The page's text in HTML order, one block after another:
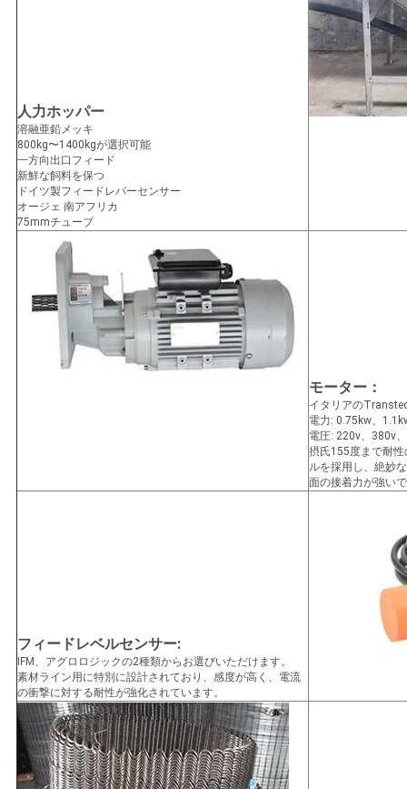
人力ホッパー
溶融亜鉛メッキ
800kg〜1400kgが選択可能
一方向出口フィード
新鮮な飼料を保つ
ドイツ製フィードレバーセンサー
オージェ 南アフリカ
75mmチューブ
モーター：
イタリアの
電力: 0.75kw、
電圧: 220v、380v
摂氏155度まで耐
ルを採用し、絶妙
面の接着力が強い
フィードレベルセンサー:
IFM、アグロロジックの2種類からお選びいただけます。
素材ライン用に特別に設計されており、感度が高く、電流
の衝撃に対する耐性が強化されています。